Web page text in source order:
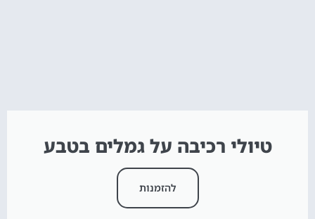
טיולי רכיבה על גמלים בטבע
להזמנות